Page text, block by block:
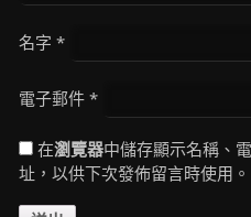
名字 *
電子郵件 *
在瀏覽器中儲存顯示名稱、
址，以供下次發佈留言時使用。